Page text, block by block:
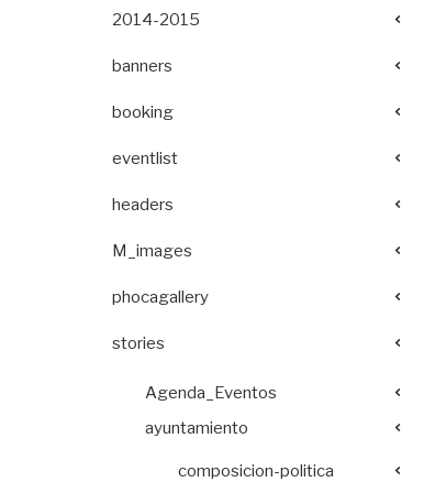
2014-2015
banners
booking
eventlist
headers
M_images
phocagallery
stories
Agenda_Eventos
ayuntamiento
composicion-politica